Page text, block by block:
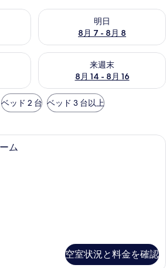
状況をチェック
明日
8月 7 - 8月 8
明日 8月 7 - 8月 8 の空室状況
室状況をチェック
来週末
8月 14 - 8月 16
来週末 8月 14 - 8月 16 の空室
ベッド 2 台 ベッド 3 台以上
クラシック シングルルーム | 低刺激
ム
空室状況と料金を確認